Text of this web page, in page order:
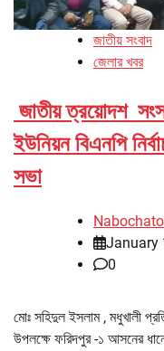
জাতীয় সংবাদ
জেলার খবর
জাতীয় ত্রয়োদশ
ইউনিয়ন বিএনপি
সভা
January
0
মোঃ সহিদুল ইসলাম , মধুখালী
উপলক্ষে ফরিদপুর -১ আসনের